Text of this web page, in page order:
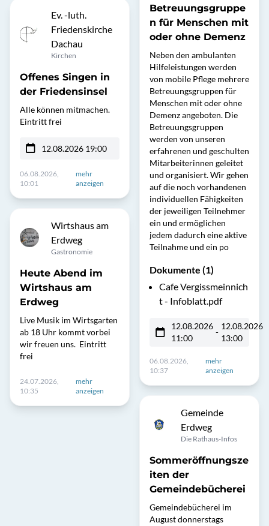
Ev. -luth.
Friedenskirche
Dachau
Kirchen
Offenes Singen in
der Friedensinsel
Alle können mitmachen.
Eintritt frei
12.08.2026 19:00
06.08.2026,
10:01
mehr
anzeigen
Wirtshaus am
Erdweg
Gastronomie
Heute Abend im
Wirtshaus am
Erdweg
Live Musik im Wirtsgarten
ab 18 Uhr kommt vorbei
wir freuen uns. Eintritt
frei
24.07.2026,
10:35
mehr
anzeigen
Betreuungsgruppe
n für Menschen mit
oder ohne Demenz
Neben den ambulanten
Hilfeleistungen werden
von mobile Pflege mehrere
Betreuungsgruppen für
Menschen mit oder ohne
Demenz angeboten. Die
Betreuungsgruppen
werden von unseren
erfahrenen und geschulten
Mitarbeiterinnen geleitet
und organisiert. Wir gehen
auf die noch vorhandenen
individuellen Fähigkeiten
der jeweiligen Teilnehmer
ein und ermöglichen
jedem dadurch eine aktive
Teilnahme und ein po
Dokumente (1)
Cafe Vergissmeinnich
t - Infoblatt.pdf
12.08.2026
11:00
-
12.08.2026
13:00
06.08.2026,
10:37
mehr
anzeigen
Gemeinde
Erdweg
Die Rathaus-Infos
Sommeröffnungsze
iten der
Gemeindebücherei
Gemeindebücherei im
August donnerstags